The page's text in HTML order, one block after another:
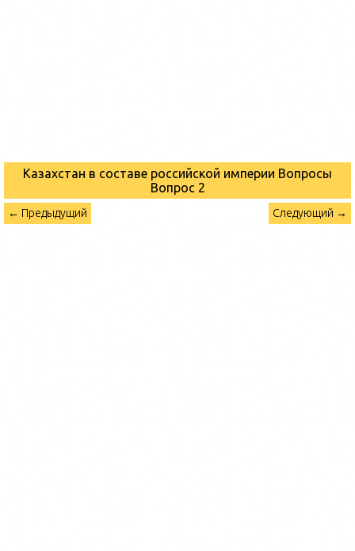
Казахстан в составе российской империи Вопросы
Вопрос 2
← Предыдущий Следующий →